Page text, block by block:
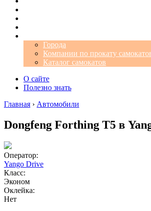
Города
Компании по прокату
Каталог самокатов
О сайте
Полезно знать
Главная › Автомобили
Dongfeng Forthing T5 в
Оператор:
Yango Drive
Класс:
Эконом
Оклейка:
Нет